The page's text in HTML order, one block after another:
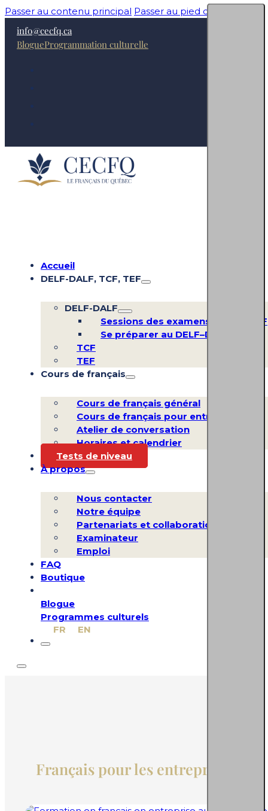
Passer au contenu principal Passer au pied de page
info@cecfq.ca
BlogueProgrammation culturelle
Accueil
DELF-DALF, TCF, TEF
DELF-DALF
Sessions des examens DELF–DALF
Se préparer au DELF–DALF
TCF
TEF
Cours de français
Cours de français général
Cours de français pour entreprises
Atelier de conversation
Horaires et calendrier
Tests de niveau
À propos
Nous contacter
Notre équipe
Partenariats et collaborations
Examinateur
Emploi
FAQ
Boutique
Blogue
Programmes culturels
FR
EN
Français pour les entreprises